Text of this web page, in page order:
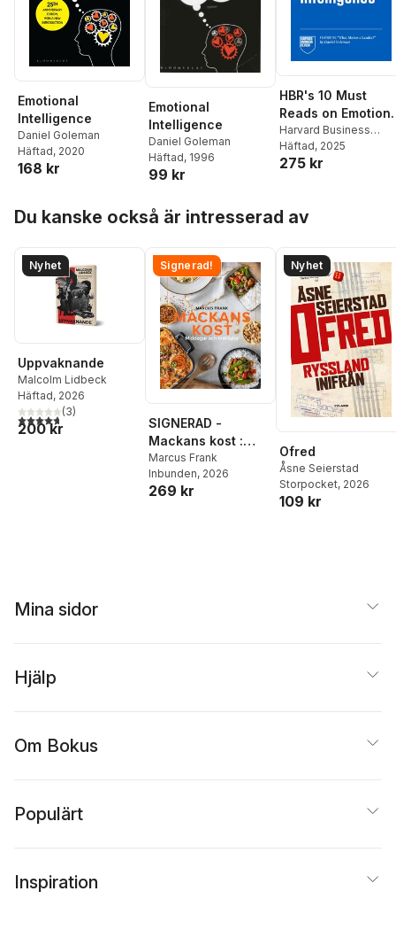
Emotional
Intelligence
Daniel Goleman
Häftad, 2020
168 kr
Emotional
Intelligence
Daniel Goleman
Häftad, 1996
99 kr
HBR's 10 Must
Reads on
Intelligence,
Updated and
Expanded
by Daniel
Harvard Business
Review ,Daniel
Goleman
Häftad, 2025
275 kr
Du kanske också är intresserad av
Nyhet
Uppvaknande
Malcolm Lidbeck
Häftad, 2026
4,7utav 5 stjärnor. Totalt antal röster:
(3)
200 kr
Signerad!
SIGNERAD -
Mackans kost :
Middagar och
matlådor
Marcus Frank
Inbunden, 2026
269 kr
Nyhet
Ofred
Åsne Seierstad
Storpocket, 2026
109 kr
Mina sidor
Hjälp
Om Bokus
Populärt
Inspiration